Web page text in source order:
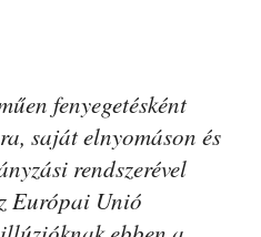
fenyegetésként
saját elnyomáson és
rendszerével
Európai Unió